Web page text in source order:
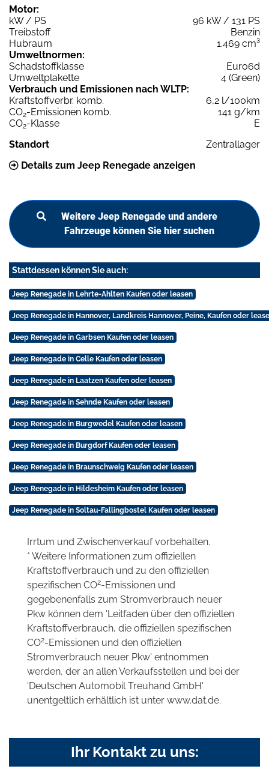
Motor:
kW / PS
96 kW / 131 PS
Treibstoff
Benzin
Hubraum
1.469 cm³
Umweltnormen:
Schadstoffklasse
Euro6d
Umweltplakette
4 (Green)
Verbrauch und Emissionen nach WLTP:
Kraftstoffverbr. komb.
6,2 l/100km
CO2-Emissionen komb.
141 g/km
CO2-Klasse
E
Standort
Zentrallager
Details zum Jeep Renegade anzeigen
Weitere Jeep Renegade und andere
Fahrzeuge können Sie hier suchen
Stattdessen können Sie auch:
Jeep Renegade in Lehrte-Ahlten Kaufen oder leasen
Jeep Renegade in Hannover, Landkreis Hannover, Peine, Kaufen oder
Jeep Renegade in Garbsen Kaufen oder leasen
Jeep Renegade in Celle Kaufen oder leasen
Jeep Renegade in Laatzen Kaufen oder leasen
Jeep Renegade in Sehnde Kaufen oder leasen
Jeep Renegade in Burgwedel Kaufen oder leasen
Jeep Renegade in Burgdorf Kaufen oder leasen
Jeep Renegade in Braunschweig Kaufen oder leasen
Jeep Renegade in Hildesheim Kaufen oder leasen
Jeep Renegade in Soltau-Fallingbostel Kaufen oder leasen
Irrtum und Zwischenverkauf vorbehalten.
* Weitere Informationen zum offiziellen
Kraftstoffverbrauch und zu den offiziellen
spezifischen CO2-Emissionen und
gegebenenfalls zum Stromverbrauch neuer
Pkw können dem 'Leitfaden über den offiziellen
Kraftstoffverbrauch, die offiziellen spezifischen
CO2-Emissionen und den offiziellen
Stromverbrauch neuer Pkw' entnommen
werden, der an allen Verkaufsstellen und bei der
'Deutschen Automobil Treuhand GmbH'
unentgeltlich erhältlich ist unter www.dat.de.
Ihr Kontakt zu uns: